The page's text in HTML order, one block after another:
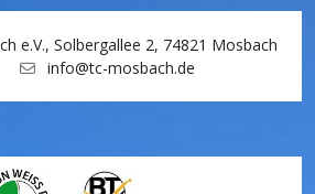
e.V., Solbergallee 2, 74821 Mosbach
info@tc-mosbach.de